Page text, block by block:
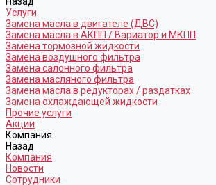
Услуги
Замена масла в двигателе (ДВС)
Замена масла в АКПП / Вариатор и МКПП
Замена тормозной жидкости
Замена воздушного фильтра
Замена салонного фильтра
Замена масляного фильтра
Замена масла в редукторах / раздатках
Замена охлаждающей жидкости
Прочие услуги
Акции
Компания
Назад
Компания
Новости
Сотрудники